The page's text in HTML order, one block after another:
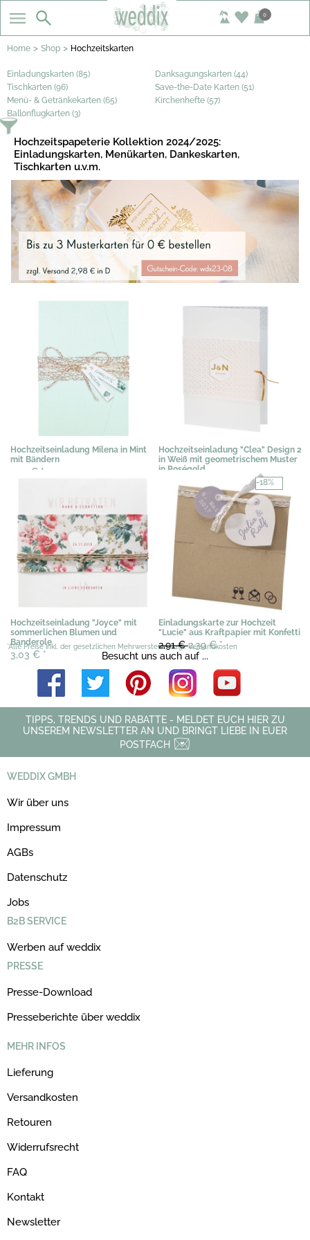
0
Home > Shop > Hochzeitskarten
Einladungskarten (85)
Danksagungskarten (44)
Tischkarten (96)
Save-the-Date Karten (51)
Menü- & Getränkekarten (65)
Kirchenhefte (57)
Ballonflugkarten (3)
Hochzeitspapeterie Kollektion 2024/2025:
Einladungskarten, Menükarten, Dankeskarten,
Tischkarten u.v.m.
Hochzeitseinladung Milena in Mint
mit Bändern
3,19 € *
Hochzeitseinladung "Clea" Design 2
in Weiß mit geometrischem Muster
in Roségold
Hochzeitseinladung "Joyce" mit
sommerlichen Blumen und
Banderole
3,03 € *
-18%
Einladungskarte zur Hochzeit
"Lucie" aus Kraftpapier mit Konfetti
2,91 €2,39 €*
*Alle Preise inkl. der gesetzlichen Mehrwersteuer, zzgl. Versandkosten
Besucht uns auch auf ...
TIPPS, TRENDS UND RABATTE - MELDET EUCH HIER ZU
UNSEREM NEWSLETTER AN UND BRINGT LIEBE IN EUER
POSTFACH
WEDDIX GMBH
Wir über uns
Impressum
AGBs
Datenschutz
Jobs
B2B SERVICE
Werben auf weddix
PRESSE
Presse-Download
Presseberichte über weddix
MEHR INFOS
Lieferung
Versandkosten
Retouren
Widerrufsrecht
FAQ
Kontakt
Newsletter